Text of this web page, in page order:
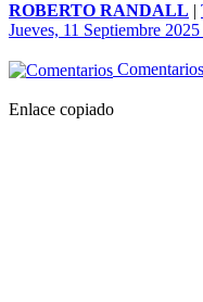
ROBERTO RANDALL |
Jueves, 11 Septiembre
Comentarios
Enlace copiado